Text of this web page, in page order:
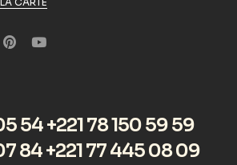
54 +221 78 150 59 59
84 +221 77 445 08 09